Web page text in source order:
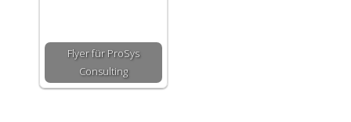
Flyer für ProSys
Consulting